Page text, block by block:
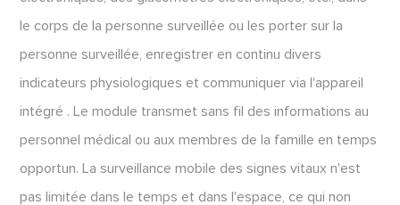
le corps de la personne surveillée ou les porter sur la
personne surveillée, enregistrer en continu divers
indicateurs physiologiques et communiquer via l'appareil
intégré . Le module transmet sans fil des informations au
personnel médical ou aux membres de la famille en temps
opportun. La surveillance mobile des signes vitaux n'est
pas limitée dans le temps et dans l'espace, ce qui non